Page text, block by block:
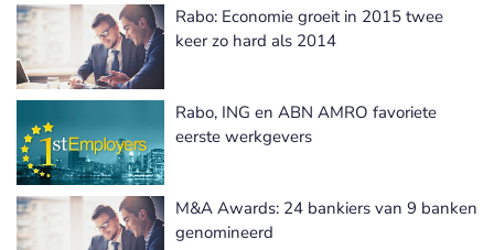
Rabo: Economie groeit in 2015 twee
keer zo hard als 2014
Rabo, ING en ABN AMRO favoriete
eerste werkgevers
M&A Awards: 24 bankiers van 9 banken
genomineerd